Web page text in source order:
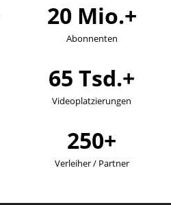
20Mio.+
Abonnenten
65 Tsd.+
Videoplatzierungen
250+
Verleiher / Partner